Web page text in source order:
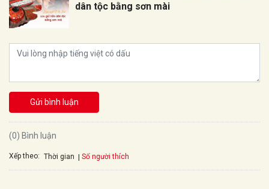
dân tộc bằng sơn mài
Gửi bình luận
(0) Bình luận
Xếp theo: Thời gian Số người thích